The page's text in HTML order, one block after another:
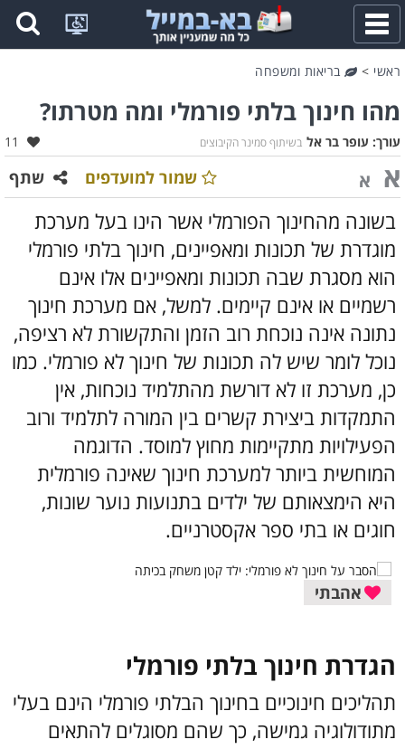
פתח
תפריט
ראשי > בריאות ומשפחה
מהו חינוך בלתי פורמלי ומה מטרתו?
בשיתוף סמינר הקיבוצים עורך: עופר בר אל 11
א א שתף שמור למועדפים
בשונה מהחינוך הפורמלי אשר הינו בעל מערכת
מוגדרת של תכונות ומאפיינים, חינוך בלתי פורמלי
הוא מסגרת שבה תכונות ומאפיינים אלו אינם
רשמיים או אינם קיימים. למשל, אם מערכת חינוך
נתונה אינה נוכחת רוב הזמן והתקשורת לא רציפה,
נוכל לומר שיש לה תכונות של חינוך לא פורמלי. כמו
כן, מערכת זו לא דורשת מהתלמיד נוכחות, אין
התמקדות ביצירת קשרים בין המורה לתלמיד ורוב
הפעילויות מתקיימות מחוץ למוסד. הדוגמה
המוחשית ביותר למערכת חינוך שאינה פורמלית
היא הימצאותם של ילדים בתנועות נוער שונות,
חוגים או בתי ספר אקסטרניים.
אהבתי
הגדרת חינוך בלתי פורמלי
תהליכים חינוכיים בחינוך הבלתי פורמלי הינם בעלי
מתודולוגיה גמישה, כך שהם מסוגלים להתאים